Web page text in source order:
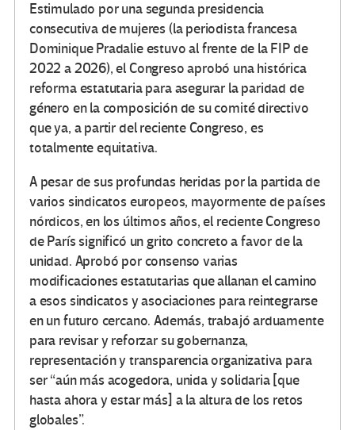
Estimulado por una segunda presidencia
consecutiva de mujeres (la periodista francesa
Dominique Pradalie estuvo al frente de la FIP de
2022 a 2026), el Congreso aprobó una histórica
reforma estatutaria para asegurar la paridad de
género en la composición de su comité directivo
que ya, a partir del reciente Congreso, es
totalmente equitativa.
A pesar de sus profundas heridas por la partida de
varios sindicatos europeos, mayormente de países
nórdicos, en los últimos años, el reciente Congreso
de París significó un grito concreto a favor de la
unidad. Aprobó por consenso varias
modificaciones estatutarias que allanan el camino
a esos sindicatos y asociaciones para reintegrarse
en un futuro cercano. Además, trabajó arduamente
para revisar y reforzar su gobernanza,
representación y transparencia organizativa para
ser “aún más acogedora, unida y solidaria [que
hasta ahora y estar más] a la altura de los retos
globales”.